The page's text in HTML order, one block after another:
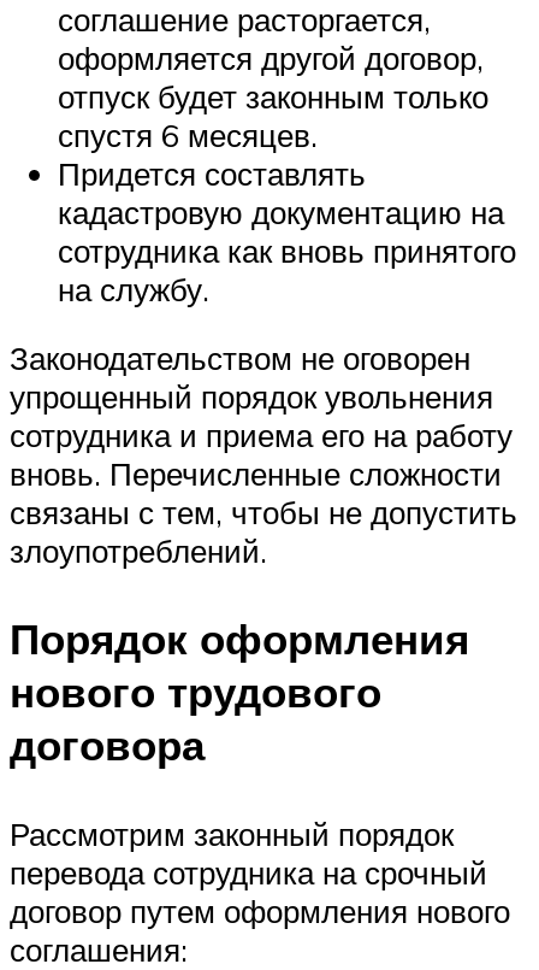
соглашение расторгается,
оформляется другой договор,
отпуск будет законным только
спустя 6 месяцев.
Придется составлять
кадастровую документацию на
сотрудника как вновь принятого
на службу.
Законодательством не оговорен
упрощенный порядок увольнения
сотрудника и приема его на работу
вновь. Перечисленные сложности
связаны с тем, чтобы не допустить
злоупотреблений.
Порядок оформления
нового трудового
договора
Рассмотрим законный порядок
перевода сотрудника на срочный
договор путем оформления нового
соглашения: